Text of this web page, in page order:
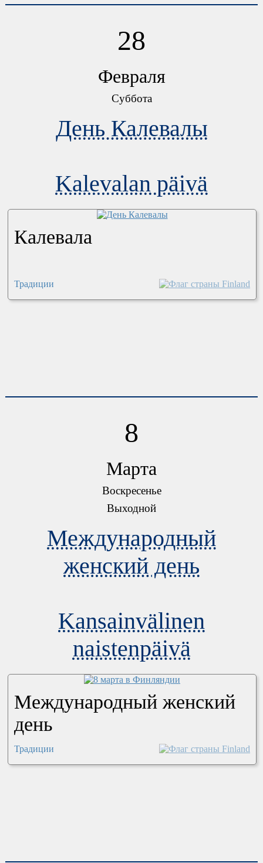
28
Февраля
Суббота
День Калевалы
Kalevalan päivä
Калевала
Традиции
8
Марта
Воскресенье
Выходной
Международный
женский день
Kansainvälinen
naistenpäivä
Международный женский
день
Традиции